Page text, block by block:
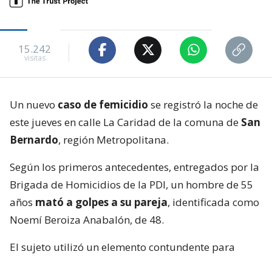
15.242
visitas
Un nuevo caso de femicidio se registró la noche de
este jueves en calle La Caridad de la comuna de San
Bernardo, región Metropolitana.
Según los primeros antecedentes, entregados por la
Brigada de Homicidios de la PDI, un hombre de 55
años mató a golpes a su pareja, identificada como
Noemí Beroiza Anabalón, de 48.
El sujeto utilizó un elemento contundente para